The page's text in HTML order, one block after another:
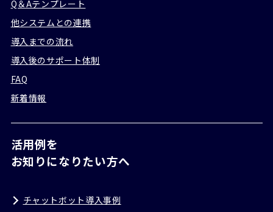
Q＆Aテンプレート
他システムとの連携
導入までの流れ
導入後のサポート体制
FAQ
新着情報
活用例を
お知りになりたい方へ
チャットボット導入事例